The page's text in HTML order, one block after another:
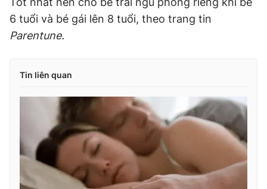
6 tuổi và bé gái lên 8 tuổi, theo trang tin
Parentune.
Tin liên quan